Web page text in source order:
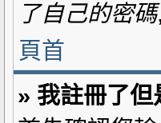
了自己的密碼
頁首
» 我註冊了但